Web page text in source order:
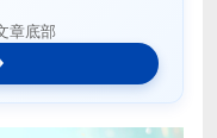
章底部